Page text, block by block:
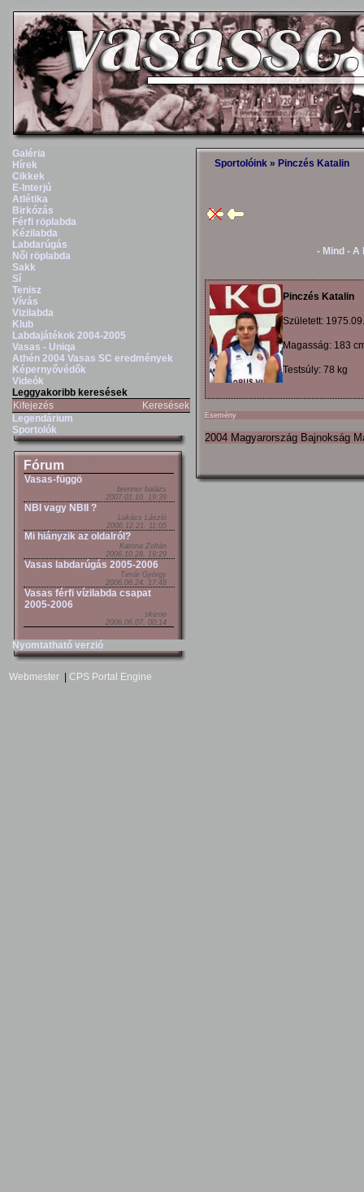
Galéria
Hírek
Cikkek
E-Interjú
Atlétika
Birkózás
Férfi röplabda
Kézilabda
Labdarúgás
Női röplabda
Sakk
Sí
Tenisz
Vívás
Vizilabda
Klub
Labdajátékok 2004-2005
Vasas - Uniqa
Athén 2004 Vasas SC eredmények
Képernyővédők
Videók
Leggyakoribb keresések
Kifejezés
Keresések
Legendárium
Sportolók
Fórum
Vasas-függö
brenner balázs
2007.01.10. 19:39
NBI vagy NBII ?
Lukács László
2006.12.21. 11:05
Mi hiányzik az oldalról?
Katona Zoltán
2006.10.28. 19:29
Vasas labdarúgás 2005-2006
Timár György
2006.06.24. 17:48
Vasas férfi vízilabda csapat
2005-2006
skizoo
2006.06.07. 00:14
Nyomtatható verzió
Sportolóink » Pinczés Katalin
- Mind - A
Pinczés Katalin
Született:
Magasság: 183
Testsúly: 78 kg
Esemény
2004 Magyarország Bajnokság
Webmester CPS Portal Engine